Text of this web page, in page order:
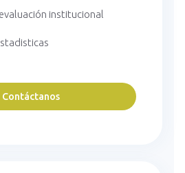
institucional
Contáctanos